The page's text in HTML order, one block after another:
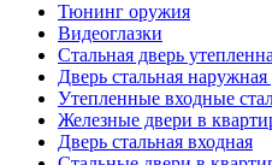
Тюнинг оружия
Видеоглазки
Стальная дверь
Дверь стальная
Утепленные входные
Железные двери в
Дверь стальная входная